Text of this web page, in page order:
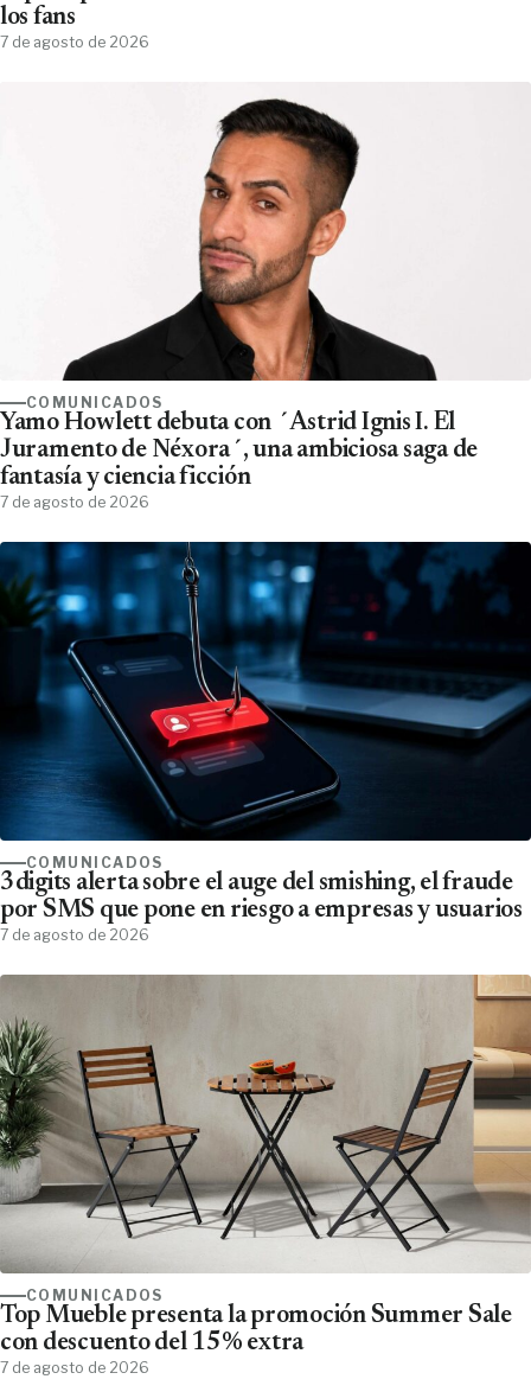
los fans
7 de agosto de 2026
COMUNICADOS
Yamo Howlett debuta con ´Astrid Ignis I. El
Juramento de Néxora´, una ambiciosa saga de
fantasía y ciencia ficción
7 de agosto de 2026
COMUNICADOS
3digits alerta sobre el auge del smishing, el fraude
por SMS que pone en riesgo a empresas y usuarios
7 de agosto de 2026
COMUNICADOS
Top Mueble presenta la promoción Summer Sale
con descuento del 15% extra
7 de agosto de 2026